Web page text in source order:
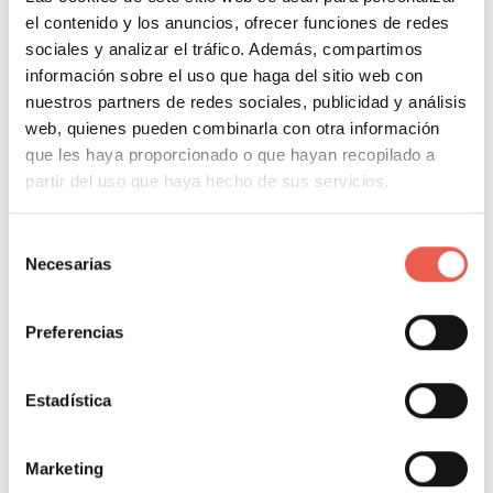
el contenido y los anuncios, ofrecer funciones de redes
sociales y analizar el tráfico. Además, compartimos
información sobre el uso que haga del sitio web con
nuestros partners de redes sociales, publicidad y análisis
web, quienes pueden combinarla con otra información
que les haya proporcionado o que hayan recopilado a
partir del uso que haya hecho de sus servicios.
Necesarias
Preferencias
Estadística
Marketing
El desarrollo de softwares específicos ha supuesto,
por tanto, la mejor herramienta para la gestión del
alquiler vacacional a distancia. Una herramienta que
mejora la relación con los clientes y optimiza
tanto los recursos como el tiempodedicado a la
administración del negocio.
About Author